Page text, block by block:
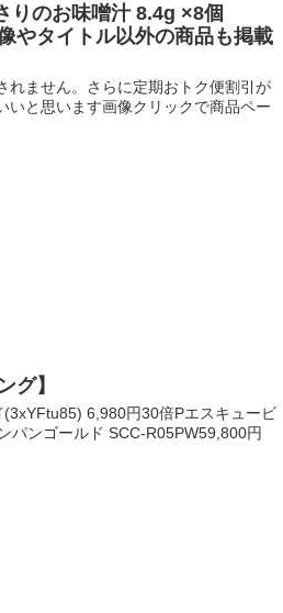
りのお味噌汁 8.4g ×8個
やタイトル以外の商品も掲載
ません。さらに定期おトク便割引が
いと思います画像クリックで商品ペー
グ】
6,980円30倍Pエスキュービ
パンゴールド SCC-R05PW59,800円